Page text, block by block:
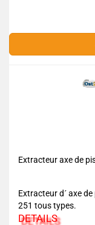
Extracteur axe de
Extracteur d´ axe
251 tous types.
DETAILS